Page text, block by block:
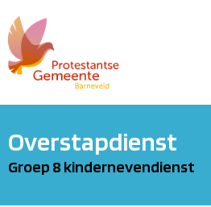
Overstapdienst
Groep 8 kindernevendienst